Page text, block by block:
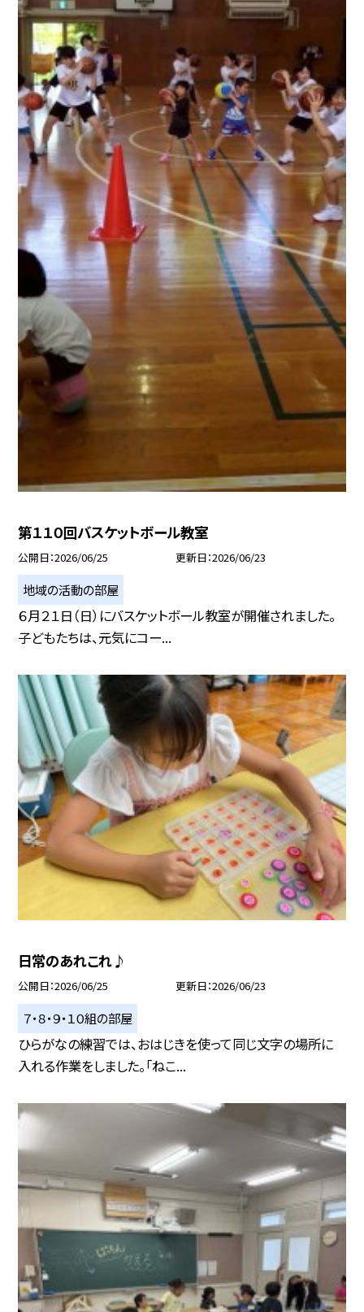
第１１０回バスケットボール教室
公開日 2026/06/25 更新日 2026/06/23
地域の活動の部屋
６月２１日（日）にバスケットボール教室が開催されました。
子どもたちは、元気にコー...
日常のあれこれ♪
公開日 2026/06/25 更新日 2026/06/23
７・８・９・１０組の部屋
ひらがなの練習では、おはじきを使って同じ文字の場所に
入れる作業をしました。「ねこ...